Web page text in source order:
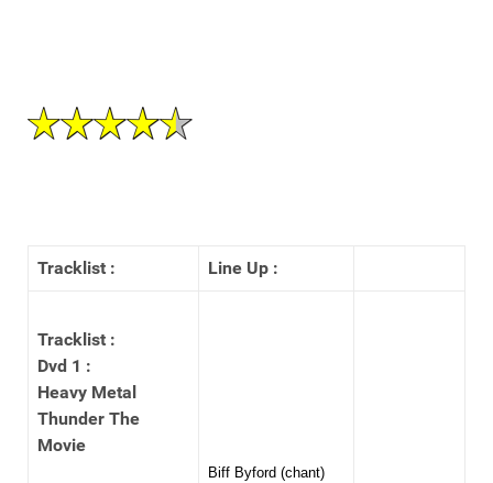
Tracklist : Line Up :
Tracklist :
Dvd 1 :
Heavy Metal
Thunder The
Movie
Biff Byford (chant)